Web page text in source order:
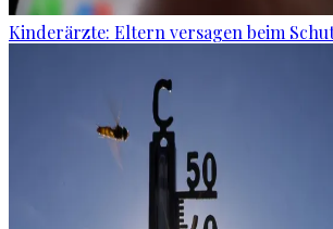
Kinderärzte: Eltern versagen beim